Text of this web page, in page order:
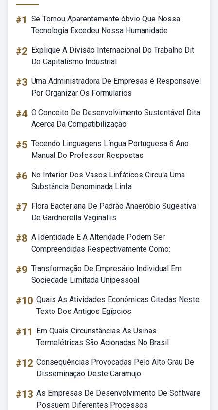
#1 Se Tornou Aparentemente óbvio Que Nossa
Tecnologia Excedeu Nossa Humanidade
#2 Explique A Divisão Internacional Do Trabalho Dit
Do Capitalismo Industrial
#3 Uma Administradora De Empresas é Responsavel
Por Organizar Os Formularios
#4 O Conceito De Desenvolvimento Sustentável Dita
Acerca Da Compatibilização
#5 Tecendo Linguagens Língua Portuguesa 6 Ano
Manual Do Professor Respostas
#6 No Interior Dos Vasos Linfáticos Circula Uma
Substância Denominada Linfa
#7 Flora Bacteriana De Padrão Anaeróbio Sugestiva
De Gardnerella Vaginallis
#8 A Identidade E A Alteridade Podem Ser
Compreendidas Respectivamente Como:
#9 Transformação De Empresário Individual Em
Sociedade Limitada Unipessoal
#10 Quais As Atividades Econômicas Citadas Neste
Texto Dos Antigos Egípcios
#11
Em Quais Circunstâncias As Usinas
Termelétricas São Acionadas No Brasil
#12 Consequências Provocadas Pelo Alto Grau De
Disseminação Deste Caramujo.
#13 As Empresas De Desenvolvimento De Software
Possuem Diferentes Processos